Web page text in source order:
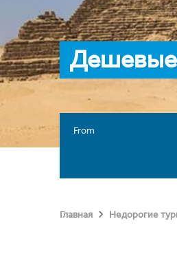
Дешевые
From
Главная Недорогие